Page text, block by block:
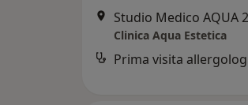
Studio Medico AQUA
Clinica Aqua Estetica
Prima visita